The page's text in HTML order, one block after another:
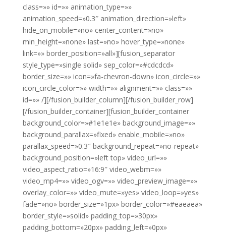
class=»» id=»» animation_type=»»
animation_speed=»0.3″ animation_direction=»left»
hide_on_mobile=»no» center_content=»no»
min_height=»none» last=»no» hover_type=»none»
link=»» border_position=»all»][fusion_separator
style_type=»single solid» sep_color=»#cdcdcd»
border_size=»» icon=»fa-chevron-down» icon_circle=»»
icon_circle_color=»» width=»» alignment=»» class=»»
id=»» /][/fusion_builder_column][/fusion_builder_row]
[/fusion_builder_container][fusion_builder_container
background_color=»#1e1e1e» background_image=»»
background_parallax=»fixed» enable_mobile=»no»
parallax_speed=»0.3″ background_repeat=»no-repeat»
background_position=»left top» video_url=»»
video_aspect_ratio=»16:9″ video_webm=»»
video_mp4=»» video_ogv=»» video_preview_image=»»
overlay_color=»» video_mute=»yes» video_loop=»yes»
fade=»no» border_size=»1px» border_color=»#eaeaea»
border_style=»solid» padding_top=»30px»
padding_bottom=»20px» padding_left=»0px»